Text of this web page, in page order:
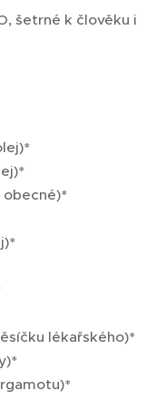
šetrné k člověku i
obecné)*
lékařského)*